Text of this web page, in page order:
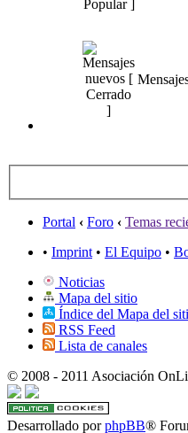
Portal ‹ Foro ‹ Temas
• Imprint • El Equipo •
Noticias
Mapa del sitio
Índice del Mapa del
RSS Feed
Lista de canales
© 2008 - 2011 Asociación
Desarrollado porphpBB®